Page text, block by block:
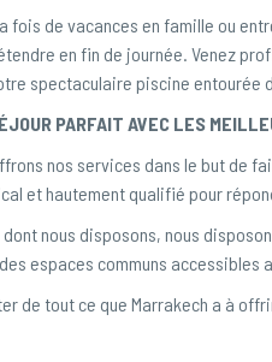
fois de vacances en famille ou
en fin de journée. Venez
spectaculaire piscine
PARFAIT AVEC LES
nos services dans le but de
et hautement qualifié pour
nous disposons, nous
espaces communs
de tout ce que Marrakech a à